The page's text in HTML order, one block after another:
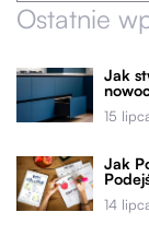
Ostatnie
Jak
15
Jak
14